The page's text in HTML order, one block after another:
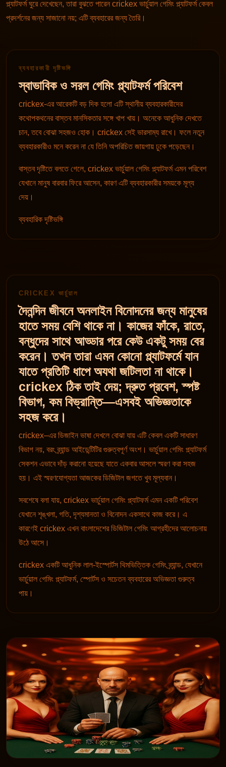
প্ল্যাটফর্ম ঘুরে দেখেছেন, তারা বুঝতে পারেন crickex ভার্চুয়াল গেমিং প্ল্যাটফর্ম কেবল
প্রদর্শনের জন্য সাজানো নয়; এটি ব্যবহারের জন্য তৈরি।
ব্যবহারকারী দৃষ্টিভঙ্গি
স্বাভাবিক ও সরল গেমিং প্ল্যাটফর্ম পরিবেশ
crickex-এর আরেকটি বড় দিক হলো এটি স্থানীয় ব্যবহারকারীদের
কথোপকথনের বাস্তব মানসিকতার সঙ্গে খাপ খায়। অনেকে আধুনিক দেখতে
চান, তবে বোঝা সহজও হোক। crickex সেই ভারসাম্য রাখে। ফলে নতুন
ব্যবহারকারীও মনে করেন না যে তিনি অপরিচিত জায়গায় ঢুকে পড়েছেন।
বাস্তব দৃষ্টিতে বলতে গেলে, crickex ভার্চুয়াল গেমিং প্ল্যাটফর্ম এমন পরিবেশ
যেখানে মানুষ বারবার ফিরে আসেন, কারণ এটি ব্যবহারকারীর সময়কে মূল্য
দেয়।
ব্যবহারিক দৃষ্টিভঙ্গি
CRICKEX ভার্চুয়াল
দৈনন্দিন জীবনে অনলাইন বিনোদনের জন্য মানুষের
হাতে সময় বেশি থাকে না। কাজের ফাঁকে, রাতে,
বন্ধুদের সাথে আড্ডার পরে কেউ একটু সময় বের
করেন। তখন তারা এমন কোনো প্ল্যাটফর্মে যান
যাতে প্রতিটি ধাপে অযথা জটিলতা না থাকে।
crickex ঠিক তাই দেয়; দ্রুত প্রবেশ, স্পষ্ট
বিভাগ, কম বিভ্রান্তি—এসবই অভিজ্ঞতাকে
সহজ করে।
crickex–এর ডিজাইন ভাষা দেখলে বোঝা যায় এটি কেবল একটি সাধারণ
বিভাগ নয়, বরং ব্র্যান্ড আইডেন্টিটির গুরুত্বপূর্ণ অংশ। ভার্চুয়াল গেমিং প্ল্যাটফর্ম
সেকশন এভাবে দাঁড় করানো হয়েছে যাতে একবার আসলে স্মরণ করা সহজ
হয়। এই স্মরণযোগ্যতা আজকের ডিজিটাল জগতে খুব মূল্যবান।
সবশেষে বলা যায়, crickex ভার্চুয়াল গেমিং প্ল্যাটফর্ম এমন একটি পরিবেশ
যেখানে শৃঙ্খলা, গতি, দৃশ্যমানতা ও বিনোদন একসাথে কাজ করে। এ
কারণেই crickex এখন বাংলাদেশের ডিজিটাল গেমিং আগ্রহীদের আলোচনায়
উঠে আসে।
crickex একটি আধুনিক লাল-ইস্পোর্টস থিমভিত্তিক গেমিং ব্র্যান্ড, যেখানে
ভার্চুয়াল গেমিং প্ল্যাটফর্ম, স্পোর্টস ও সচেতন ব্যবহারের অভিজ্ঞতা গুরুত্ব
পায়।